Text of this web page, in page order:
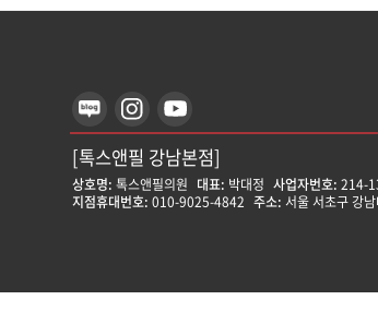
[톡스앤필 강남본점]
상호명: 톡스앤필의원 대표: 박대정 사업자번호: 214-
지점휴대번호: 010-9025-4842 주소: 서울 서초구 강
[톡스앤필 강서점]